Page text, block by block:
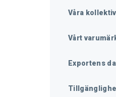
Våra
Vårt
Exportens